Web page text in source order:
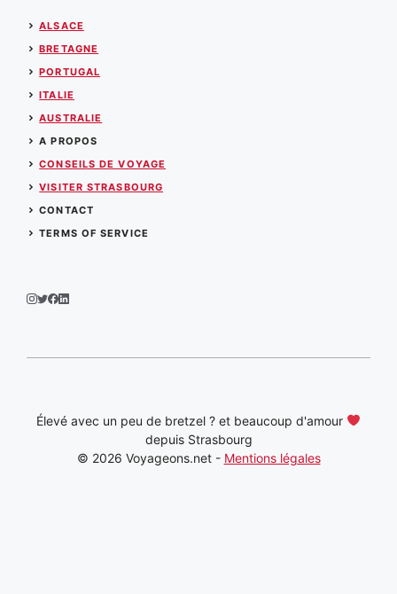
ALSACE
BRETAGNE
PORTUGAL
ITALIE
AUSTRALIE
A PROPOS
CONSEILS DE VOYAGE
VISITER STRASBOURG
CONTACT
TERMS OF SERVICE
Élevé avec un peu de bretzel ? et beaucoup d'amour
depuis Strasbourg
© 2026 Voyageons.net - Mentions légales